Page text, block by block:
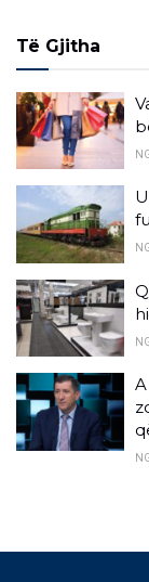
Të Gjitha